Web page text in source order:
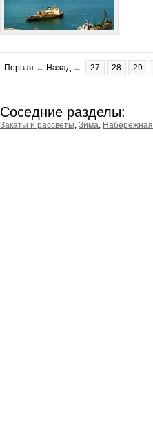
Первая ← Назад ← 27 28 29
Соседние разделы:
Закаты и рассветы, Зима, Набережная